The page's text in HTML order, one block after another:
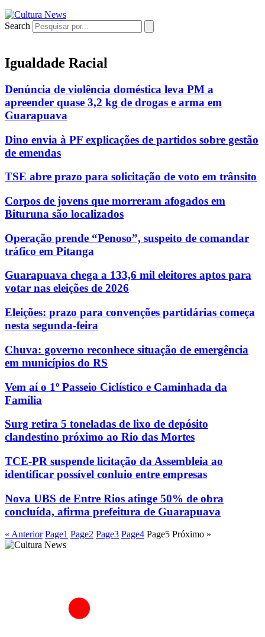
Search
Igualdade Racial
Denúncia de violência doméstica leva PM a
apreender quase 3,2 kg de drogas e arma em
Guarapuava
Dino envia à PF explicações de partidos sobre gestão
de emendas
TSE abre prazo para solicitação de voto em trânsito
Corpos de jovens que morreram afogados em
Bituruna são localizados
Operação prende “Penoso”, suspeito de comandar
tráfico em Pitanga
Guarapuava chega a 133,6 mil eleitores aptos para
votar nas eleições de 2026
Eleições: prazo para convenções partidárias começa
nesta segunda-feira
Chuva: governo reconhece situação de emergência
em municípios do RS
Vem aí o 1º Passeio Ciclístico e Caminhada da
Família
Surg retira 5 toneladas de lixo de depósito
clandestino próximo ao Rio das Mortes
TCE-PR suspende licitação da Assembleia ao
identificar possível conluio entre empresas
Nova UBS de Entre Rios atinge 50% de obra
concluída, afirma prefeitura de Guarapuava
« Anterior Page1 Page2 Page3 Page4 Page5 Próximo »